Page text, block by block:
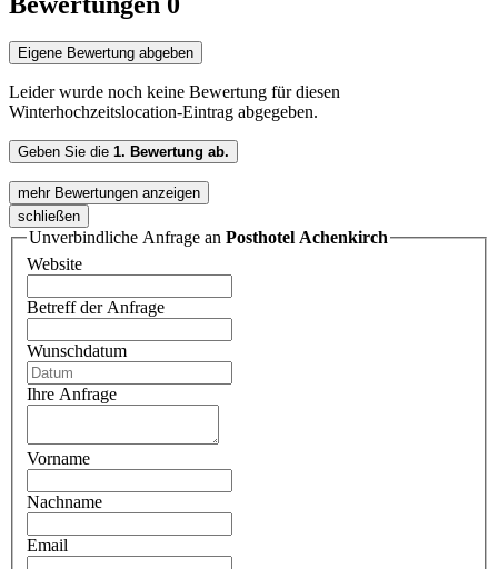
Eigene Bewertung abgeben
Leider wurde noch keine Bewertung für diesen
Winterhochzeitslocation-Eintrag abgegeben.
Geben Sie die 1. Bewertung ab.
mehr Bewertungen anzeigen
schließen
Unverbindliche Anfrage an Posthotel Achenkirch
Website
Betreff der Anfrage
Wunschdatum
Ihre Anfrage
Vorname
Nachname
Email